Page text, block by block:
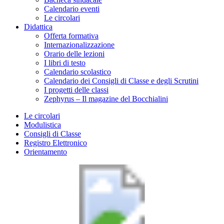
Calendario eventi
Le circolari
Didattica
Offerta formativa
Internazionalizzazione
Orario delle lezioni
I libri di testo
Calendario scolastico
Calendario dei Consigli di Classe e degli Scrutini
I progetti delle classi
Zephyrus – Il magazine del Bocchialini
Le circolari
Modulistica
Consigli di Classe
Registro Elettronico
Orientamento